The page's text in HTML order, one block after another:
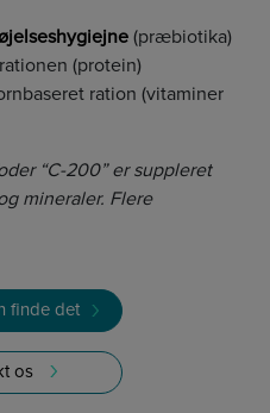
(præbiotika)
(protein)
ration (vitaminer
“C-200” er suppleret
mineraler. Flere
finde det
os